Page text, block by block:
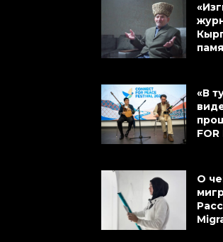
«В
FOR
О